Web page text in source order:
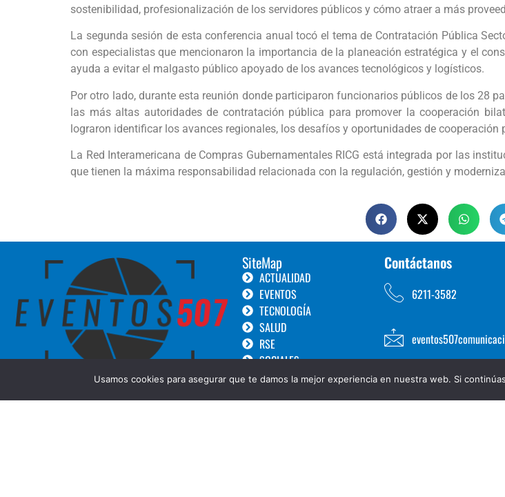
sostenibilidad, profesionalización de los servidores públicos y cómo atraer a más
La segunda sesión de esta conferencia anual tocó el tema de Contratación Pública
con especialistas que mencionaron la importancia de la planeación estratégica y el
ayuda a evitar el malgasto público apoyado de los avances tecnológicos y logísticos.
Por otro lado, durante esta reunión donde participaron funcionarios públicos de los 28
las más altas autoridades de contratación pública para promover la cooperación
lograron identificar los avances regionales, los desafíos y oportunidades de cooperación
La Red Interamericana de Compras Gubernamentales RICG está integrada por las
que tienen la máxima responsabilidad relacionada con la regulación, gestión y
SiteMap
ACTUALIDAD
EVENTOS
TECNOLOGÍA
SALUD
RSE
SOCIALES
TURISMO
Contáctanos
6211-3582
Usamos cookies para asegurar que te damos la mejor experiencia en nuestra web. Si